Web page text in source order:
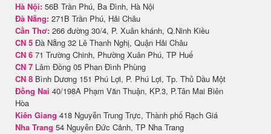
Hà Nội: 56B Trần Phú, Ba Đình, Hà Nội
Đà Nẵng: 271B Trần Phú, Hải Châu
Cần Thơ: 266 đường 30/4, P. Xuân khánh, Q.Ninh Kiều
CN 5 Đà Nẵng 32 Lê Thanh Nghị, Quận Hải Châu
CN 6 71 Trường Chinh, Phường Xuân Phú, TP Huế
CN 7 Lâm Đồng 05 Phan Đình Phùng
CN 8 Bình Dương 151 Phú Lợi, P. Phú Lợi, Tp. Thủ Dầu Một
Đồng Nai 40/198A Phạm Văn Thuận, KP.3, P.Tân Mai Biên
Hòa
Kiên Giang 418 Nguyễn Trung Trực, Thành phố Rạch Giá
Nha Trang 54 Nguyễn Đức Cảnh, TP Nha Trang